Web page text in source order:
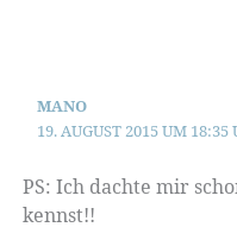
MANO
19. AUGUST 2015 UM 18:35
PS: Ich dachte mir
kennst!!